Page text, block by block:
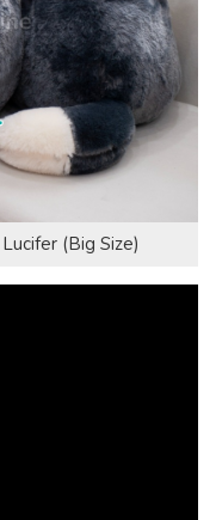
(Big Size)